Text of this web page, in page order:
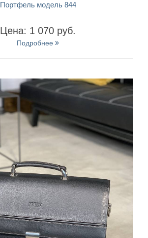
Портфель модель 844
Цена: 1 070 руб.
Подробнее